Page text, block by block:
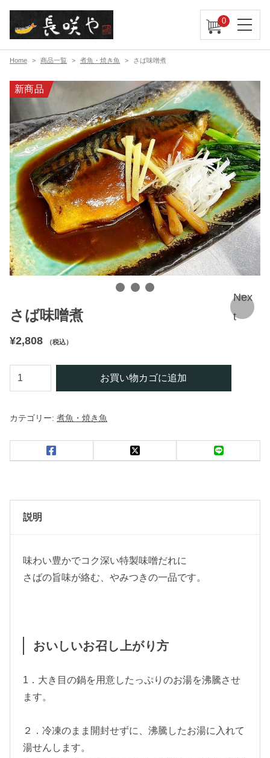
0
Home 商品一覧 煮魚・焼き魚 さば味噌煮
新商品
Nex
t
さば味噌煮
¥2,808 （税込）
さ
ば
噌
煮
お買い物カゴに追加
カテゴリー: 煮魚・焼き魚
説明
味わい豊かでコク深い特製味噌だれに
さばの旨味が絡む、やみつきの一品です。
おいしいお召し上がり方
1．大き目の鍋を用意したっぷりのお湯を沸騰させ
ます。
２．冷凍のまま開封せずに、沸騰したお湯に入れて
湯せんします。